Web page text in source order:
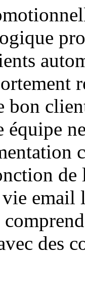
bon
équipe
email
des